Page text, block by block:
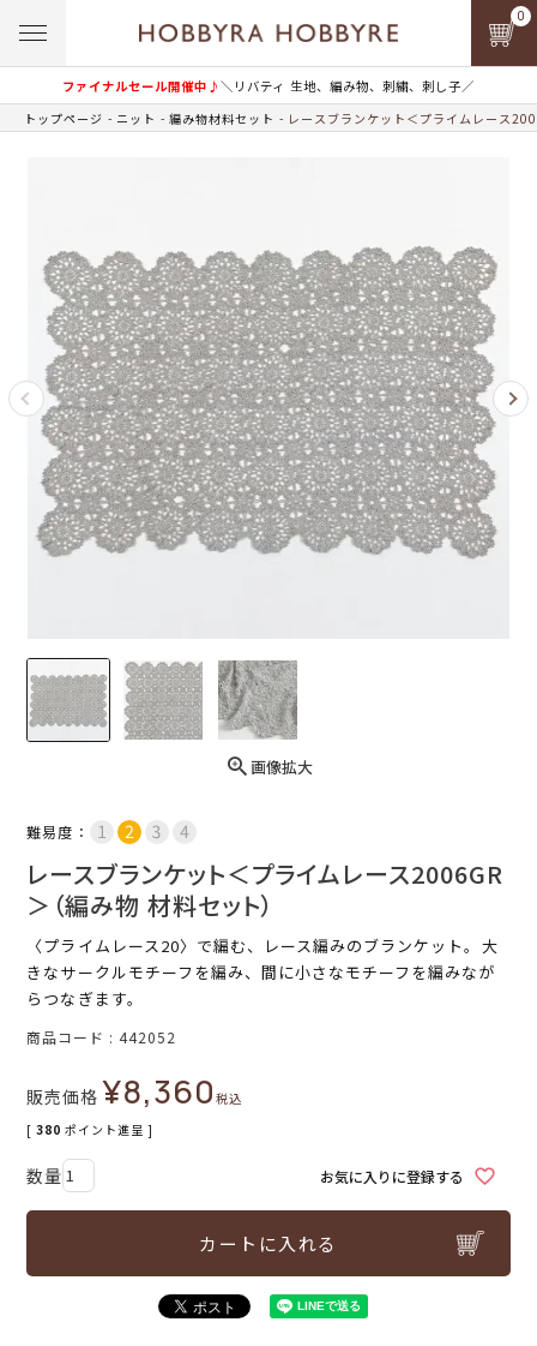
ファイナルセール開催中♪＼リバティ 生地、編み物、刺繍、刺し子／
0
トップページ ニット 編み物材料セット レースブランケット＜プライムレース
画像拡大
難易度：
レースブランケット＜プライムレース2006GR
＞（編み物 材料セット）
〈プライムレース20〉で編む、レース編みのブランケット。大
きなサークルモチーフを編み、間に小さなモチーフを編みなが
らつなぎます。
商品コード 442052
販売価格 ¥8,360税込
[ 380 ポイント進呈 ]
お気に入りに登録する
カートに入れる